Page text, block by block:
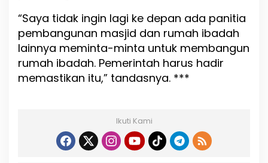
“Saya tidak ingin lagi ke depan ada panitia
pembangunan masjid dan rumah ibadah
lainnya meminta-minta untuk membangun
rumah ibadah. Pemerintah harus hadir
memastikan itu,” tandasnya. ***
Ikuti Kami